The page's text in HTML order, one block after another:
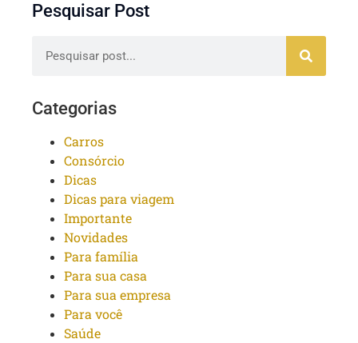
Pesquisar Post
Categorias
Carros
Consórcio
Dicas
Dicas para viagem
Importante
Novidades
Para família
Para sua casa
Para sua empresa
Para você
Saúde